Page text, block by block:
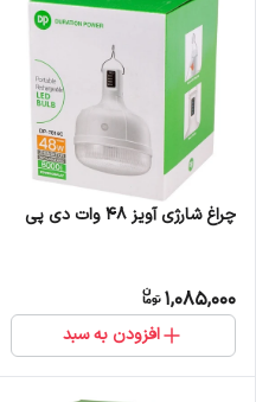
چراغ شارژی آویز 48 وات دی پی
1,085,000
افزودن به سبد